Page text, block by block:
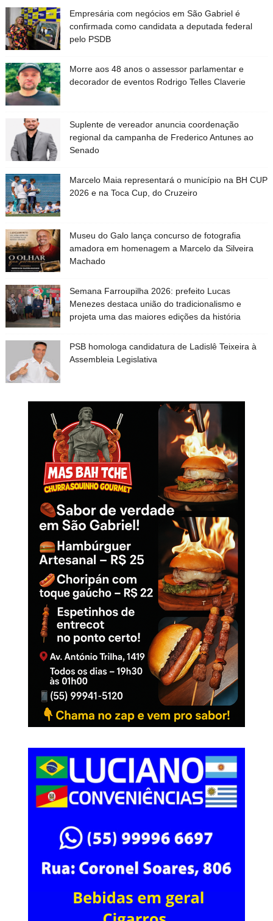
Empresária com negócios em São Gabriel é
confirmada como candidata a deputada federal
pelo PSDB
Morre aos 48 anos o assessor parlamentar e
decorador de eventos Rodrigo Telles Claverie
Suplente de vereador anuncia coordenação
regional da campanha de Frederico Antunes ao
Senado
Marcelo Maia representará o município na BH CUP
2026 e na Toca Cup, do Cruzeiro
Museu do Galo lança concurso de fotografia
amadora em homenagem a Marcelo da Silveira
Machado
Semana Farroupilha 2026: prefeito Lucas
Menezes destaca união do tradicionalismo e
projeta uma das maiores edições da história
PSB homologa candidatura de Ladislê Teixeira à
Assembleia Legislativa